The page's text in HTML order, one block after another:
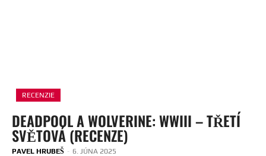
RECENZIE
DEADPOOL A WOLVERINE: WWIII – TŘETÍ
SVĚTOVÁ (RECENZE)
PAVEL HRUBEŠ - 6. JÚNA 2025